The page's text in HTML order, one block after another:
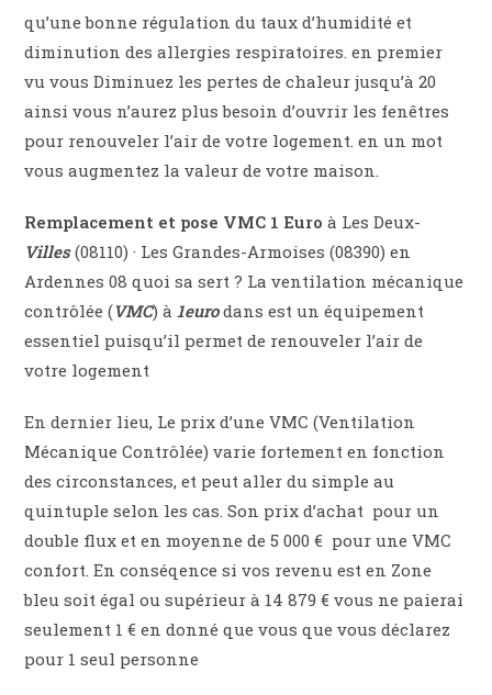
qu’une bonne régulation du taux d’humidité et
diminution des allergies respiratoires. en premier
vu vous Diminuez les pertes de chaleur jusqu’à 20
ainsi vous n’aurez plus besoin d’ouvrir les fenêtres
pour renouveler l’air de votre logement. en un mot
vous augmentez la valeur de votre maison.
Remplacement et pose VMC 1 Euro à Les Deux-
Villes(08110) · Les Grandes-Armoises (08390) en
Ardennes 08 quoi sa sert ? La ventilation mécanique
contrôlée (VMC) à 1eurodans est un équipement
essentiel puisqu’il permet de renouveler l’air de
votre logement
En dernier lieu, Le prix d’une VMC (Ventilation
Mécanique Contrôlée) varie fortement en fonction
des circonstances, et peut aller du simple au
quintuple selon les cas. Son prix d’achat pour un
double flux et en moyenne de 5 000 € pour une VMC
confort. En conséqence si vos revenu est en Zone
bleu soit égal ou supérieur à 14 879 € vous ne paierai
seulement 1 € en donné que vous que vous déclarez
pour 1 seul personne